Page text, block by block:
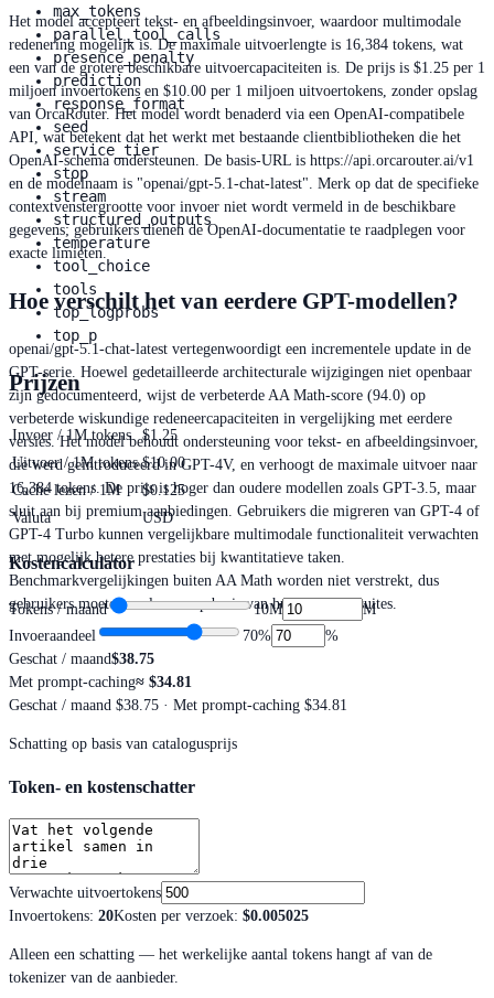
Het model accepteert tekst- en afbeeldingsinvoer, waardoor multimodale
redenering mogelijk is. De maximale uitvoerlengte is 16,384 tokens, wat
een van de grotere beschikbare uitvoercapaciteiten is. De prijs is $1.25 per 1
miljoen invoertokens en $10.00 per 1 miljoen uitvoertokens, zonder opslag
van OrcaRouter. Het model wordt benaderd via een OpenAI-compatibele
API, wat betekent dat het werkt met bestaande clientbibliotheken die het
OpenAI-schema ondersteunen. De basis-URL is https://api.orcarouter.ai/v1
en de modelnaam is "openai/gpt-5.1-chat-latest". Merk op dat de specifieke
contextvenstergrootte voor invoer niet wordt vermeld in de beschikbare
gegevens; gebruikers dienen de OpenAI-documentatie te raadplegen voor
exacte limieten.
Hoe verschilt het van eerdere GPT-modellen?
openai/gpt-5.1-chat-latest vertegenwoordigt een incrementele update in de
GPT-serie. Hoewel gedetailleerde architecturale wijzigingen niet openbaar
zijn gedocumenteerd, wijst de verbeterde AA Math-score (94.0) op
verbeterde wiskundige redeneercapaciteiten in vergelijking met eerdere
versies. Het model behoudt ondersteuning voor tekst- en afbeeldingsinvoer,
die werd geïntroduceerd in GPT-4V, en verhoogt de maximale uitvoer naar
16,384 tokens. De prijs is hoger dan oudere modellen zoals GPT-3.5, maar
sluit aan bij premium aanbiedingen. Gebruikers die migreren van GPT-4 of
GPT-4 Turbo kunnen vergelijkbare multimodale functionaliteit verwachten
met mogelijk betere prestaties bij kwantitatieve taken.
Benchmarkvergelijkingen buiten AA Math worden niet verstrekt, dus
gebruikers moeten evalueren op basis van hun eigen testsuites.
max_tokens
parallel_tool_calls
presence_penalty
prediction
response_format
seed
service_tier
stop
stream
structured_outputs
temperature
tool_choice
tools
top_logprobs
top_p
Prijzen
Invoer / 1M tokens
$1.25
Uitvoer / 1M tokens $10.00
Cache lezen / 1M
$0.125
Valuta
USD
Kostencalculator
Tokens / maand 10M
M
Invoeraandeel
70%
%
Geschat / maand$38.75
Met prompt-caching≈ $34.81
Geschat / maand $38.75 · Met prompt-caching $34.81
Schatting op basis van catalogusprijs
Token- en kostenschatter
Verwachte uitvoertokens
Invoertokens: 20Kosten per verzoek: $0.005025
Alleen een schatting — het werkelijke aantal tokens hangt af van de
tokenizer van de aanbieder.